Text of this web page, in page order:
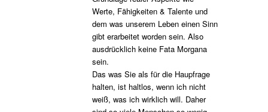
Werte, Fähigkeiten & Talente und
dem was unserem Leben einen Sinn
gibt erarbeitet worden sein. Also
ausdrücklich keine Fata Morgana
sein.
Das was Sie als für die Haupfrage
halten, ist haltlos, wenn ich nicht
weiß, was ich wirklich will. Daher